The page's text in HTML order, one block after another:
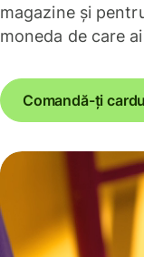
magazine și
moneda de care
Comandă-ți